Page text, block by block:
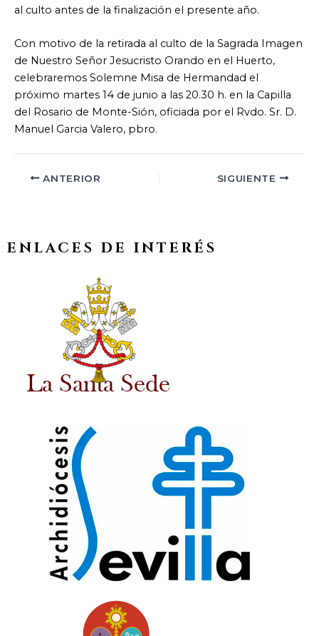
al culto antes de la finalización el presente año.
Con motivo de la retirada al culto de la Sagrada Imagen
de Nuestro Señor Jesucristo Orando en el Huerto,
celebraremos Solemne Misa de Hermandad el
próximo martes 14 de junio a las 20.30 h. en la Capilla
del Rosario de Monte-Sión, oficiada por el Rvdo. Sr. D.
Manuel Garcia Valero, pbro.
ANTERIOR SIGUIENTE
ENLACES DE INTERÉS